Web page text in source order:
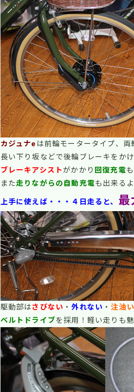
カジュナe は前輪モータータイプ、両
長い下り坂などで後輪ブレーキをか
ブレーキアシスト がかかり 回復充電
また走りながらの自動充電も出来る
上手に使えば・・・４日走ると、 最
駆動部はさびない ・外れない ・注油
ベルトドライブを採用！軽い走りも魅